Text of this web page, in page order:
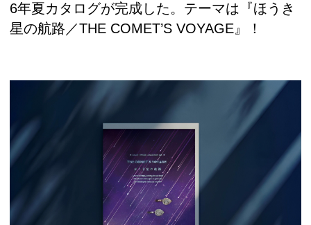
6年夏カタログが完成した。テーマは『ほうき
星の航路／THE COMET’S VOYAGE』！